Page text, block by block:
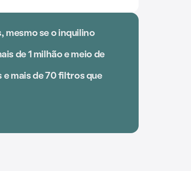
mesmo se o inquilino
de 1 milhão e meio de
e mais de 70 filtros que